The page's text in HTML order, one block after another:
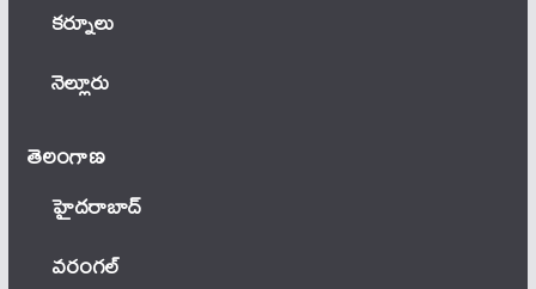
కర్నూలు
నెల్లూరు
తెలంగాణ‌
హైదరాబాద్
వ‌రంగ‌ల్